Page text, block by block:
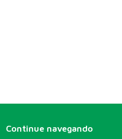
Continue navegando